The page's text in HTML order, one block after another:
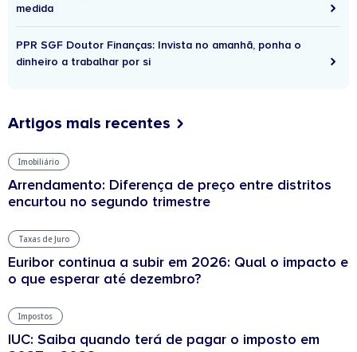
medida
PPR SGF Doutor Finanças: Invista no amanhã, ponha o
dinheiro a trabalhar por si
Artigos mais recentes
Imobiliário
Arrendamento: Diferença de preço entre distritos
encurtou no segundo trimestre
Taxas de Juro
Euribor continua a subir em 2026: Qual o impacto e
o que esperar até dezembro?
Impostos
IUC: Saiba quando terá de pagar o imposto em